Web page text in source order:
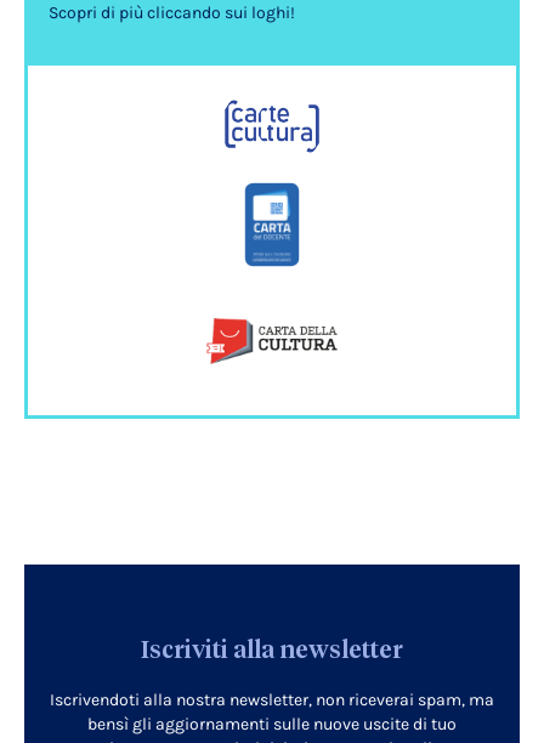
Scopri di più cliccando sui loghi!
Iscriviti alla newsletter
Iscrivendoti alla nostra newsletter, non riceverai spam, ma
bensì gli aggiornamenti sulle nuove uscite di tuo